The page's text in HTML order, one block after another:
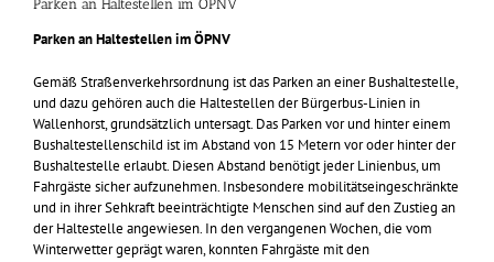
Parken an Haltestellen im ÖPNV
Parken an Haltestellen im ÖPNV
Gemäß Straßenverkehrsordnung ist das Parken an einer Bushaltestelle,
und dazu gehören auch die Haltestellen der Bürgerbus-Linien in
Wallenhorst, grundsätzlich untersagt. Das Parken vor und hinter einem
Bushaltestellenschild ist im Abstand von 15 Metern vor oder hinter der
Bushaltestelle erlaubt. Diesen Abstand benötigt jeder Linienbus, um
Fahrgäste sicher aufzunehmen. Insbesondere mobilitätseingeschränkte
und in ihrer Sehkraft beeinträchtigte Menschen sind auf den Zustieg an
der Haltestelle angewiesen. In den vergangenen Wochen, die vom
Winterwetter geprägt waren, konnten Fahrgäste mit den